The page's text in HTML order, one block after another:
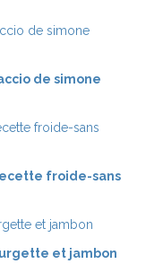
de simone
froide-sans
et jambon